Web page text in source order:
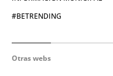
#BETRENDING
Otras webs